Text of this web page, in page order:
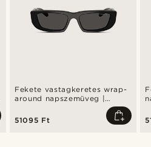
Fekete vastagkeretes wrap-
around napszemüveg |
51095 Ft